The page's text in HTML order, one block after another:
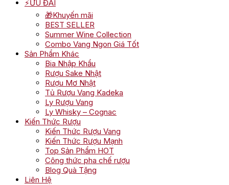
⚡ƯU ĐÃI
🎁Khuyến mãi
BEST SELLER
Summer Wine Collection
Combo Vang Ngon Giá Tốt
Sản Phẩm Khác
Bia Nhập Khẩu
Rượu Sake Nhật
Rượu Mơ Nhật
Tủ Rượu Vang Kadeka
Ly Rượu Vang
Ly Whisky – Cognac
Kiến Thức Rượu
Kiến Thức Rượu Vang
Kiến Thức Rượu Mạnh
Top Sản Phẩm HOT
Công thức pha chế rượu
Blog Quà Tặng
Liên Hệ